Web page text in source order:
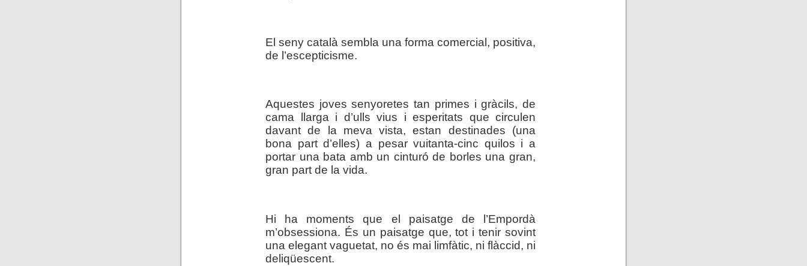
El seny català sembla una forma comercial, positiva,
de l’escepticisme.
Aquestes joves senyoretes tan primes i gràcils, de
cama llarga i d’ulls vius i esperitats que circulen
davant de la meva vista, estan destinades (una
bona part d’elles) a pesar vuitanta-cinc quilos i a
portar una bata amb un cinturó de borles una gran,
gran part de la vida.
Hi ha moments que el paisatge de l’Empordà
m’obsessiona. És un paisatge que, tot i tenir sovint
una elegant vaguetat, no és mai limfàtic, ni flàccid, ni
deliqüescent.